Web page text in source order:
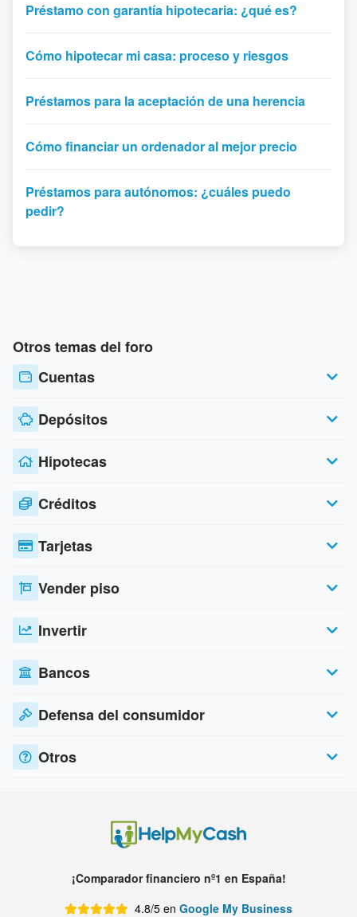
Préstamo con garantía hipotecaria: ¿qué es?
Cómo hipotecar mi casa: proceso y riesgos
Préstamos para la aceptación de una herencia
Cómo financiar un ordenador al mejor precio
Préstamos para autónomos: ¿cuáles puedo
pedir?
Otros temas del foro
Cuentas
Depósitos
Hipotecas
Créditos
Tarjetas
Vender piso
Invertir
Bancos
Defensa del consumidor
Otros
¡Comparador financiero nº1 en España!
4.8/5 en Google My Business